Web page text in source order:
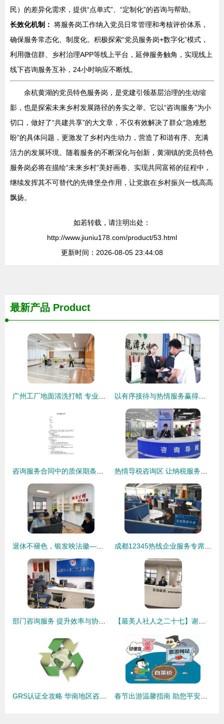
民）的差异化需求，提供“点单式”、“定制化”的咨询与帮助。
长效化机制： 将服务岗工作纳入党员日常管理和考核评价体系，
确保服务常态化、制度化。积极探索“党员服务岗+数字化”模式，
利用微信群、乡村治理APP等线上平台，延伸服务触角，实现线上
线下咨询服务互补，24小时响应不断线。
余杭黄湖的党员特色服务岗，是党建引领基层治理的生动缩
影，也是探索未来乡村发展路径的务实之举。它以“咨询服务”为小
切口，做好了“共建共享”的大文章，不仅有效解决了群众“急难愁
盼”的具体问题，更激发了乡村内生动力，营造了和谐有序、充满
活力的发展环境。随着服务的不断深化与创新，黄湖镇的党员特色
服务岗必将在描绘“未来乡村”美好画卷、实现共同富裕的征程中，
继续发挥其不可替代的先锋堡垒作用，让党旗在乡村振兴一线高高
飘扬。
如若转载，请注明出处：
http://www.jiuniu178.com/product/53.html
更新时间：2026-08-05 23:44:08
最新产品 Product